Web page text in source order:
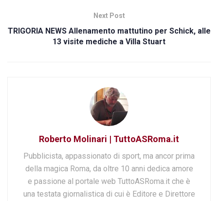
Next Post
TRIGORIA NEWS Allenamento mattutino per Schick, alle
13 visite mediche a Villa Stuart
Roberto Molinari | TuttoASRoma.it
Pubblicista, appassionato di sport, ma ancor prima
della magica Roma, da oltre 10 anni dedica amore
e passione al portale web TuttoASRoma.it che è
una testata giornalistica di cui è Editore e Direttore